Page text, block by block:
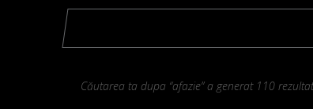
Căutarea ta dupa “afazie” a generat 110